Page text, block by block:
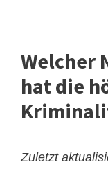
Welcher
hat die
Zuletzt